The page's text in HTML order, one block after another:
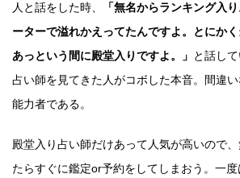
人と話をした時、
「無名からランキング入
ーターで溢れかえってたんですよ。とにか
あっという間に殿堂入りですよ。」 と話し
占い師を見てきた人がコボした本音。間違
能力者である。
殿堂入り占い師だけあって人気が高いので
たらすぐに鑑定or予約をしてしまおう。一